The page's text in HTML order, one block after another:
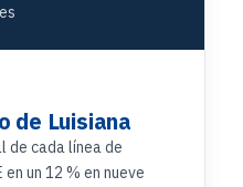
de Luisiana
de cada línea de
un 12 % en nueve